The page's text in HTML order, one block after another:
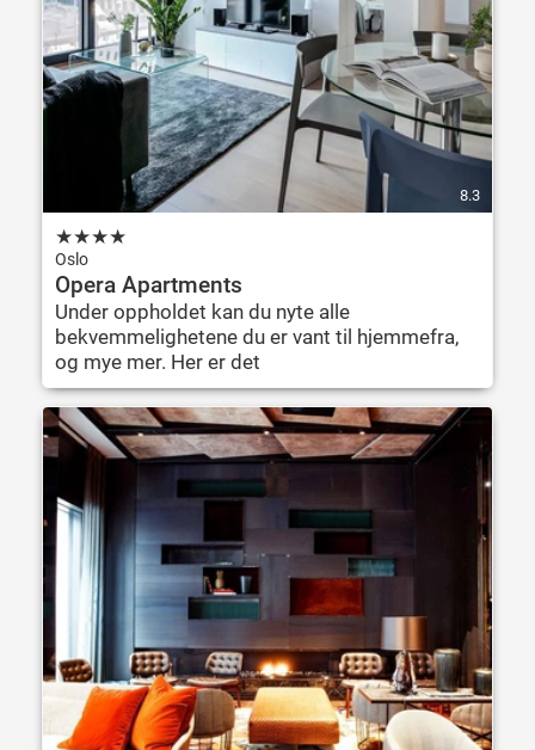
8.3
★★★★
Oslo
Opera Apartments
Under oppholdet kan du nyte alle
bekvemmelighetene du er vant til hjemmefra,
og mye mer. Her er det